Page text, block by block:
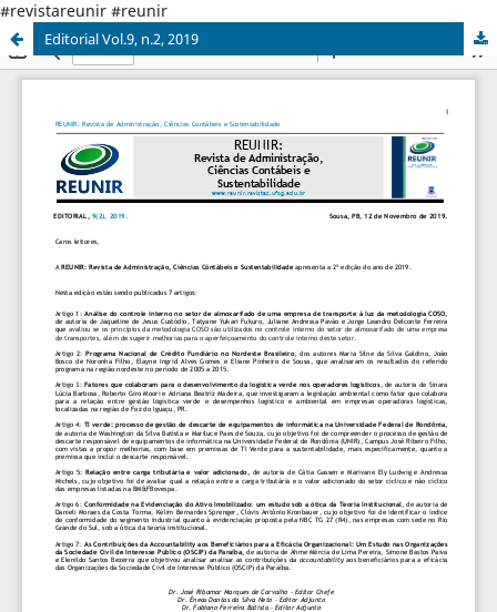
#revistareunir #reunir
Editorial Vol.9, n.2, 2019